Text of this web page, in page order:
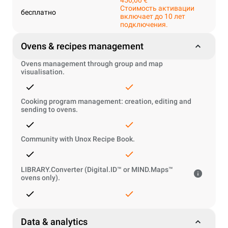
бесплатно
Стоимость активации
включает до 10 лет
подключения.
Ovens & recipes management
Ovens management through group and map
visualisation.
Cooking program management: creation, editing and
sending to ovens.
Community with Unox Recipe Book.
LIBRARY.Converter (Digital.ID™ or MIND.Maps™
ovens only).
Data & analytics